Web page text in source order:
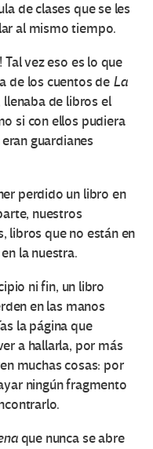
de clases que se les
al mismo tiempo.
Tal vez eso es lo que
de los cuentos de La
de libros el
si con ellos pudiera
guardianes
perdido un libro en
nuestros
libros que no están en
la nuestra.
ni fin, un libro
en las manos
la página que
a hallarla, por más
muchas cosas: por
ningún fragmento
que nunca se abre